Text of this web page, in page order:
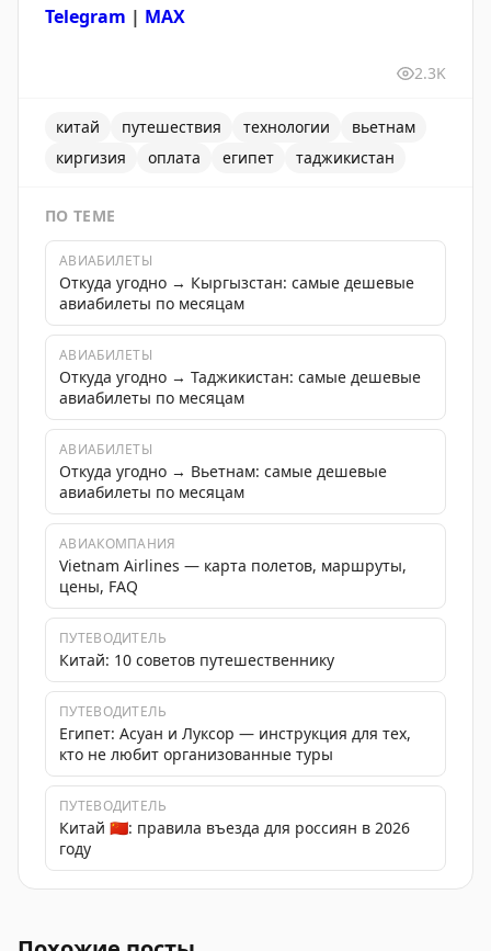
Telegram | MAX
2.3K
китай путешествия технологии
вьетнам
киргизия
оплата египет таджикистан
ПО ТЕМЕ
АВИАБИЛЕТЫ
Откуда угодно → Кыргызстан: самые дешевые
авиабилеты по месяцам
АВИАБИЛЕТЫ
Откуда угодно → Таджикистан: самые дешевые
авиабилеты по месяцам
АВИАБИЛЕТЫ
Откуда угодно → Вьетнам: самые дешевые
авиабилеты по месяцам
АВИАКОМПАНИЯ
Vietnam Airlines — карта полетов, маршруты,
цены, FAQ
ПУТЕВОДИТЕЛЬ
Китай: 10 советов путешественнику
ПУТЕВОДИТЕЛЬ
Египет: Асуан и Луксор — инструкция для тех,
кто не любит организованные туры
ПУТЕВОДИТЕЛЬ
Китай 🇨🇳: правила въезда для россиян в 2026
году